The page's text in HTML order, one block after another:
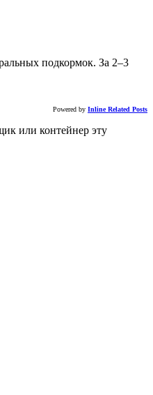
подкормок. За 2–3
Powered by Inline Related Posts
или контейнер эту